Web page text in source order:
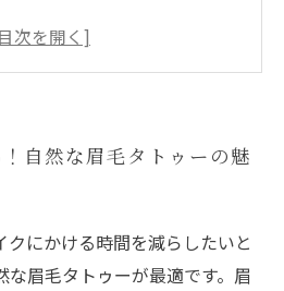
説！自然な眉毛タトゥーの
！眉毛タトゥーのメリット
毛タトゥーで迎える新しい
自然な眉毛タトゥーの魅
にかける時間を減らしたいと
眉毛タトゥーが最適です。眉